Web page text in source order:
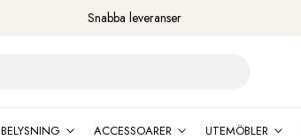
Snabba leveranser
BELYSNING ACCESSOARER UTEMÖBLER